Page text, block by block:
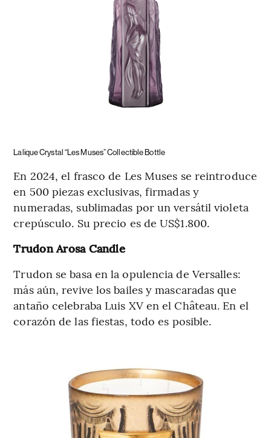
Lalique Crystal “Les Muses” Collectible Bottle
En 2024, el frasco de Les Muses se reintroduce
en 500 piezas exclusivas, firmadas y
numeradas, sublimadas por un versátil violeta
crepúsculo. Su precio es de US$1.800.
Trudon Arosa Candle
Trudon se basa en la opulencia de Versalles:
más aún, revive los bailes y mascaradas que
antaño celebraba Luis XV en el Château. En el
corazón de las fiestas, todo es posible.